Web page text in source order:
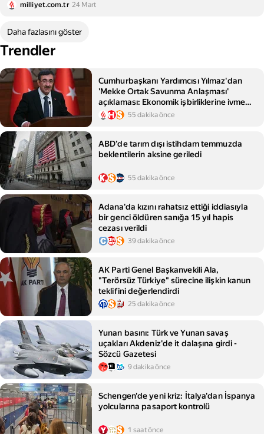
milliyet.com.tr 24 Mart
Daha fazlasını göster
Trendler
Cumhurbaşkanı Yardımcısı Yılmaz'dan
'Mekke Ortak Savunma Anlaşması'
açıklaması: Ekonomik işbirliklerine ivme
kazandırmasını bekliyoruz
55 dakika önce
ABD’de tarım dışı istihdam temmuzda
beklentilerin aksine geriledi
55 dakika önce
Adana'da kızını rahatsız ettiği iddiasıyla
bir genci öldüren sanığa 15 yıl hapis
cezası verildi
39 dakika önce
AK Parti Genel Başkanvekili Ala,
"Terörsüz Türkiye" sürecine ilişkin kanun
teklifini değerlendirdi
25 dakika önce
Yunan basını: Türk ve Yunan savaş
uçakları Akdeniz'de it dalaşına girdi -
Sözcü Gazetesi
9 dakika önce
Schengen'de yeni kriz: İtalya'dan İspanya
yolcularına pasaport kontrolü
1 saat önce